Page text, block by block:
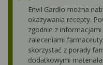
Envil Gardło można
okazywania recepty.
zgodnie z
zaleceniami
skorzystać z porady
dodatkowymi